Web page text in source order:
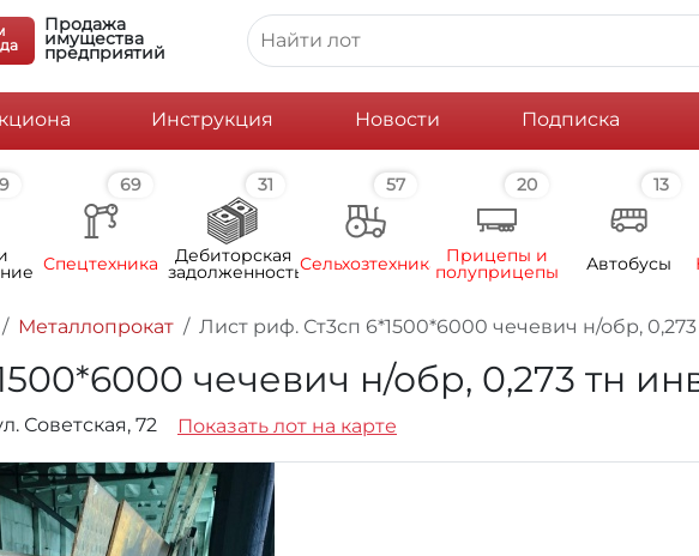
Продажа
имущества
предприятий
Инструкция Новости Подписка
69
Спецтехника
31
Дебиторская
задолженность
57
Сельхозтехника
20
Прицепы и
полуприцепы
13
Автобусы
Металлопрокат Лист риф. Ст3сп 6*1500*6000 чечевич н/обр,
чечевич н/обр, 0,273 тн
Советская, 72 Показать лот на карте